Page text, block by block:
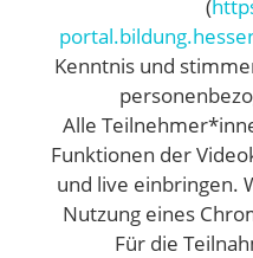
(
Kenntnis und
Alle
Funktionen der
und live einbringen.
Nutzung eines
Für die